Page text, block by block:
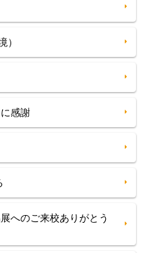
）
感謝
へのご来校ありがとう